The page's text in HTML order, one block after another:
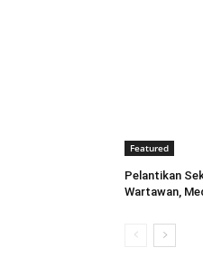
Featured
Pelantikan
Wartawan,